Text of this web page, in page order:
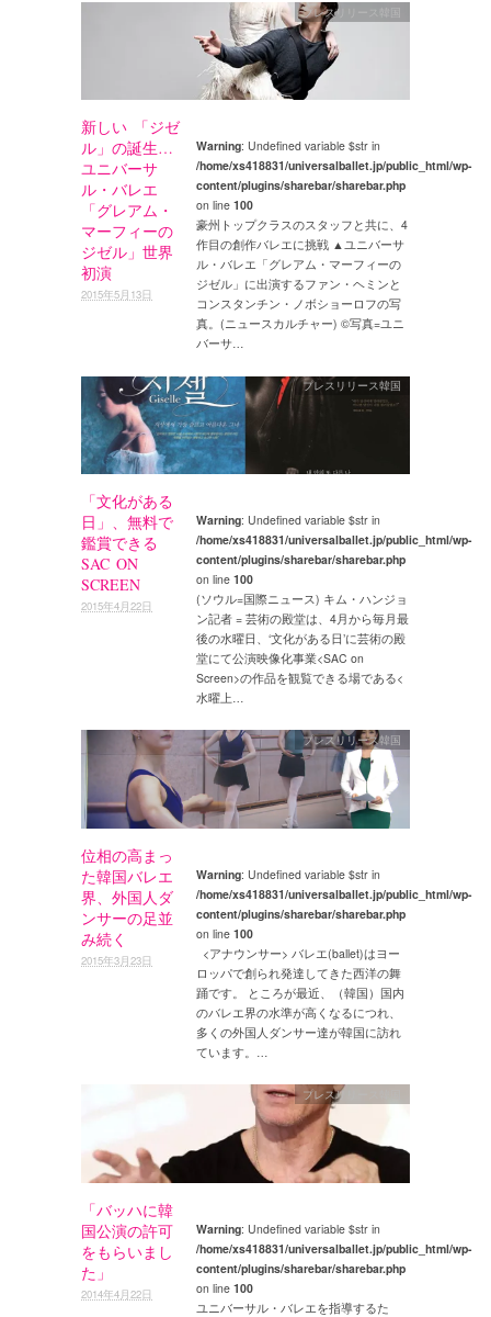
新しい 「ジゼ
ル」の誕生…
ユニバーサ
ル・バレエ
「グレアム・
マーフィーの
ジゼル」世界
初演
2015年5月13日
プレスリリース韓国
Warning: Undefined variable $str in
/home/xs418831/universalballet.jp/public_html/wp-
content/plugins/sharebar/sharebar.php
on line 100
豪州トップクラスのスタッフと共に、4
作目の創作バレエに挑戦 ▲ユニバーサ
ル・バレエ「グレアム・マーフィーの
ジゼル」に出演するファン・ヘミンと
コンスタンチン・ノボショーロフの写
真。(ニュースカルチャー) ©写真=ユニ
バーサ…
「文化がある
日」、無料で
鑑賞できる
SAC ON
SCREEN
2015年4月22日
プレスリリース韓国
Warning: Undefined variable $str in
/home/xs418831/universalballet.jp/public_html/wp-
content/plugins/sharebar/sharebar.php
on line 100
(ソウル=国際ニュース) キム・ハンジョ
ン記者 = 芸術の殿堂は、4月から毎月最
後の水曜日、‘文化がある日’に芸術の殿
堂にて公演映像化事業<SAC on
Screen>の作品を観覧できる場である<
水曜上…
位相の高まっ
た韓国バレエ
界、外国人ダ
ンサーの足並
み続く
2015年3月23日
プレスリリース韓国
Warning: Undefined variable $str in
/home/xs418831/universalballet.jp/public_html/wp-
content/plugins/sharebar/sharebar.php
on line 100
<アナウンサー> バレエ(ballet)はヨー
ロッパで創られ発達してきた西洋の舞
踊です。 ところが最近、（韓国）国内
のバレエ界の水準が高くなるにつれ、
多くの外国人ダンサー達が韓国に訪れ
ています。…
「バッハに韓
国公演の許可
をもらいまし
た」
2014年4月22日
プレスリリース韓国
Warning: Undefined variable $str in
/home/xs418831/universalballet.jp/public_html/wp-
content/plugins/sharebar/sharebar.php
on line 100
ユニバーサル・バレエを指導するた